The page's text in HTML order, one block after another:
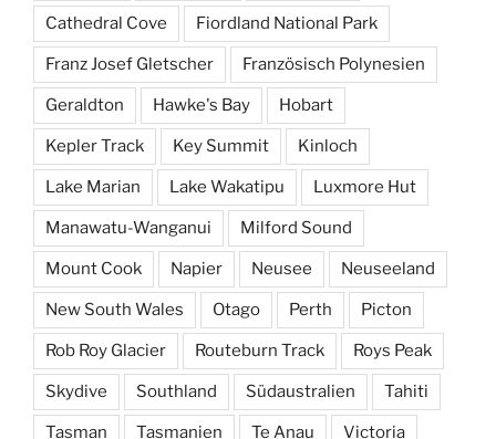
Cathedral Cove Fiordland National Park
Franz Josef Gletscher Französisch Polynesien
Geraldton Hawke's Bay Hobart
Kepler Track Key Summit Kinloch
Lake Marian Lake Wakatipu Luxmore Hut
Manawatu-Wanganui Milford Sound
Mount Cook Napier Neusee Neuseeland
New South Wales Otago Perth Picton
Rob Roy Glacier Routeburn Track Roys Peak
Skydive Southland Südaustralien Tahiti
Tasman Tasmanien Te Anau Victoria